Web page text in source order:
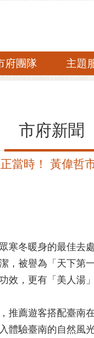
府團隊 主題
市府新聞
當時！ 黃偉哲
寒冬暖身的最佳去
，被譽為「天下第
效，更有「美人湯」
推薦遊客搭配臺南
體驗臺南的自然風